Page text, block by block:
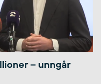
– unngår